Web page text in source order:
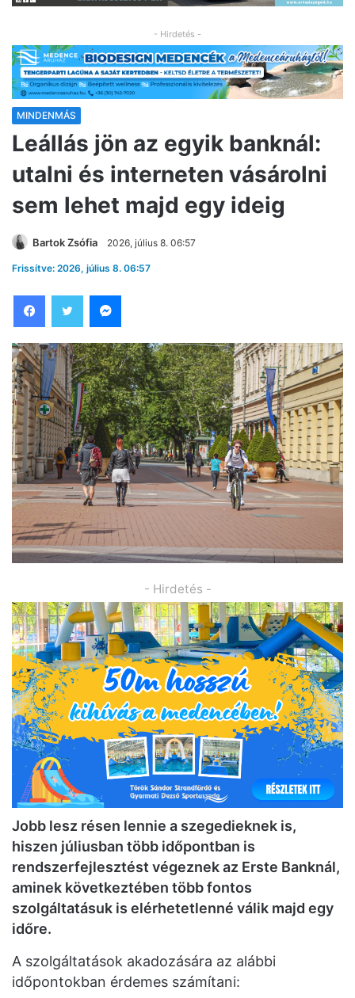
- Hirdetés -
MINDENMÁS
Leállás jön az egyik banknál:
utalni és interneten vásárolni
sem lehet majd egy ideig
Bartok Zsófia 2026, július 8. 06:57
Frissítve: 2026, július 8. 06:57
- Hirdetés -
Jobb lesz résen lennie a szegedieknek is,
hiszen júliusban több időpontban is
rendszerfejlesztést végeznek az Erste Banknál,
aminek következtében több fontos
szolgáltatásuk is elérhetetlenné válik majd egy
időre.
A szolgáltatások akadozására az alábbi
időpontokban érdemes számítani: